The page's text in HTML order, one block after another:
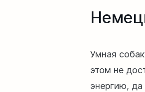
Умная
этом не
энергию, да